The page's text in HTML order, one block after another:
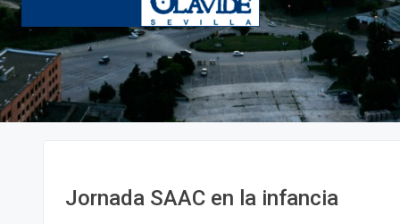
Jornada SAAC en la infancia